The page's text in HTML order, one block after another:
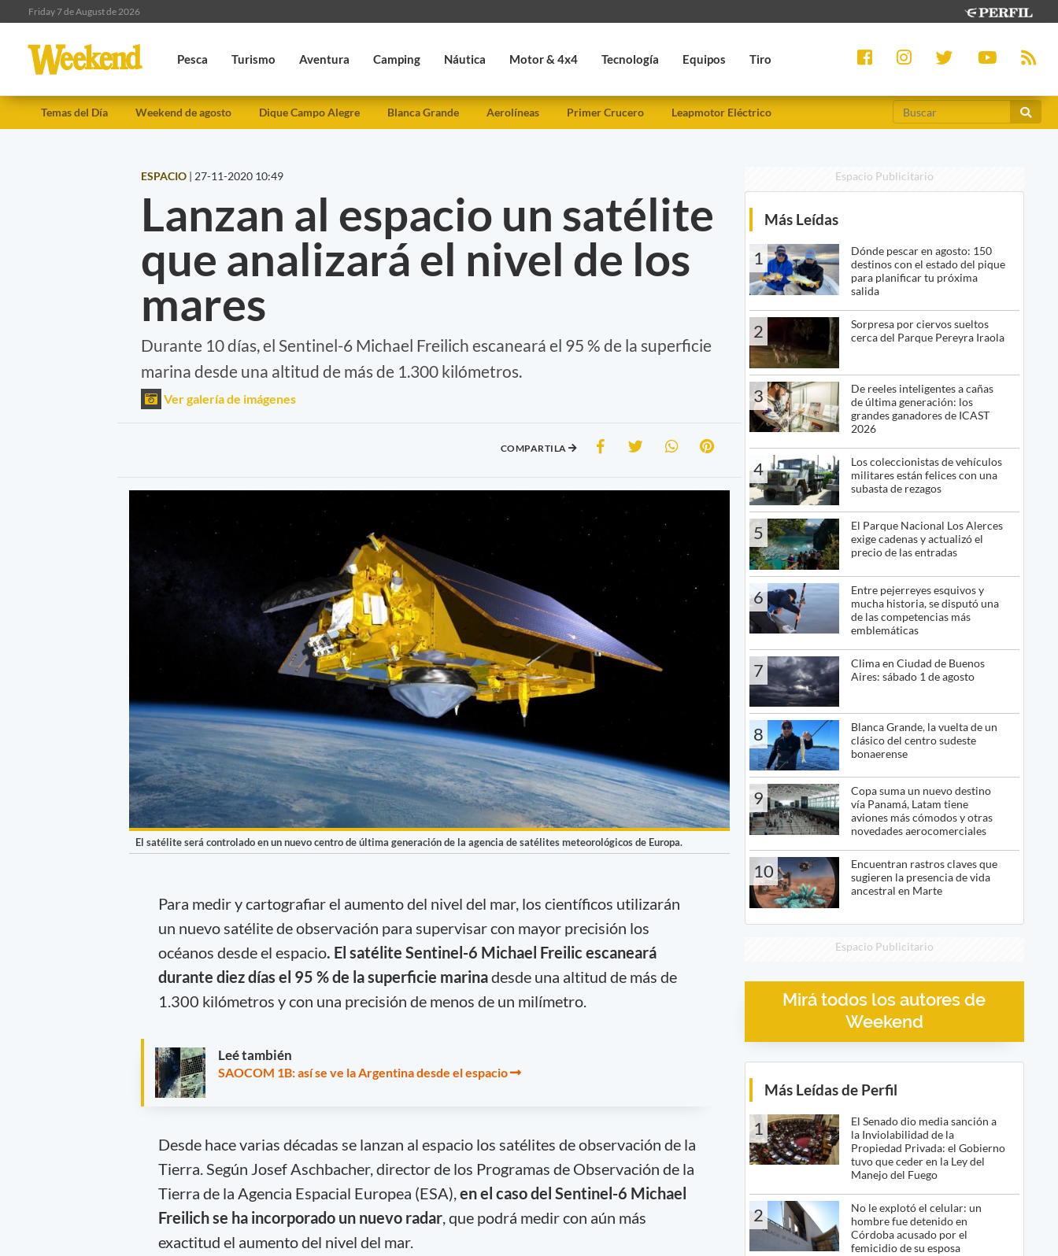
Friday 7 de August de 2026
Pesca Turismo Aventura Camping Náutica Motor & 4x4 Tecnología Equipos Tiro
Temas del Día Weekend de agosto Dique Campo Alegre Blanca Grande Aerolíneas Primer Crucero Leapmotor Eléctrico
ESPACIO | 27-11-2020 10:49
Lanzan al espacio un satélite
que analizará el nivel de los
mares
Durante 10 días, el Sentinel-6 Michael Freilich escaneará el 95 % de la superficie
marina desde una altitud de más de 1.300 kilómetros.
Ver galería de imágenes
COMPARTILA
El satélite será controlado en un nuevo centro de última generación de la agencia de satélites meteorológicos de Europa.
Para medir y cartografiar el aumento del nivel del mar, los científicos utilizarán
un nuevo satélite de observación para supervisar con mayor precisión los
océanos desde el espacio. El satélite Sentinel-6 Michael Freilic escaneará
durante diez días el 95 % de la superficie marinadesde una altitud de más de
1.300 kilómetros y con una precisión de menos de un milímetro.
Leé también
SAOCOM 1B: así se ve la Argentina desde el espacio
Desde hace varias décadas se lanzan al espacio los satélites de observación de la
Tierra. Según Josef Aschbacher, director de los Programas de Observación de la
Tierra de la Agencia Espacial Europea (ESA), en el caso del Sentinel-6 Michael
Freilich se ha incorporado un nuevo radar, que podrá medir con aún más
exactitud el aumento del nivel del mar.
Espacio Publicitario
Más Leídas
1
Dónde pescar en agosto: 150
destinos con el estado del pique
para planificar tu próxima
salida
2
Sorpresa por ciervos sueltos
cerca del Parque Pereyra Iraola
3
De reeles inteligentes a cañas
de última generación: los
grandes ganadores de ICAST
2026
4
Los coleccionistas de vehículos
militares están felices con una
subasta de rezagos
5
El Parque Nacional Los Alerces
exige cadenas y actualizó el
precio de las entradas
6
Entre pejerreyes esquivos y
mucha historia, se disputó una
de las competencias más
emblemáticas
7
Clima en Ciudad de Buenos
Aires: sábado 1 de agosto
8
Blanca Grande, la vuelta de un
clásico del centro sudeste
bonaerense
9
Copa suma un nuevo destino
vía Panamá, Latam tiene
aviones más cómodos y otras
novedades aerocomerciales
10
Encuentran rastros claves que
sugieren la presencia de vida
ancestral en Marte
Espacio Publicitario
Mirá todos los autores de
Weekend
Más Leídas de Perfil
1
El Senado dio media sanción a
la Inviolabilidad de la
Propiedad Privada: el Gobierno
tuvo que ceder en la Ley del
Manejo del Fuego
2
No le explotó el celular: un
hombre fue detenido en
Córdoba acusado por el
femicidio de su esposa